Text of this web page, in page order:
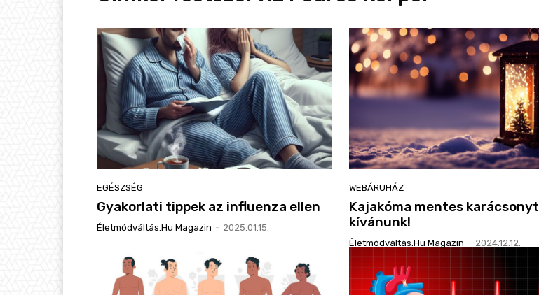
EGÉSZSÉG
Gyakorlati tippek az influenza ellen
Életmódváltás.hu Magazin - 2025.01.15.
WEBÁRUHÁZ
Kajakóma mentes karácsonyt
kívánunk!
Életmódváltás.hu Magazin - 2024.12.12.